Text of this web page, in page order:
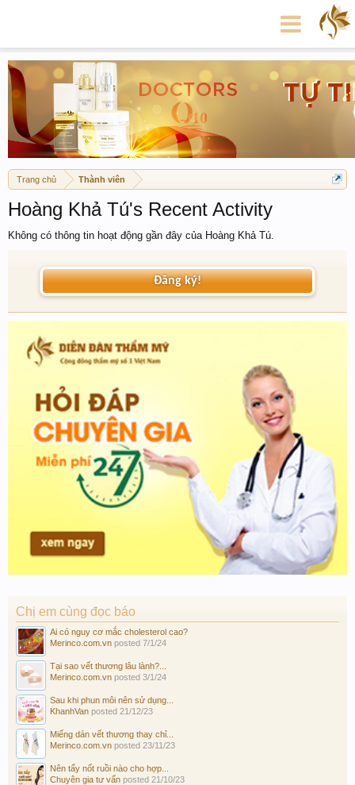
Trang chủ Thành viên
Hoàng Khả Tú's Recent Activity
Không có thông tin hoạt động gần đây của Hoàng Khả Tú.
Đăng ký!
Chị em cùng đọc báo
Ai có nguy cơ mắc cholesterol cao?
Merinco.com.vn posted 7/1/24
Tại sao vết thương lâu lành?...
Merinco.com.vn posted 3/1/24
Sau khi phun môi nên sử dụng...
KhanhVan posted 21/12/23
Miếng dán vết thương thay chỉ...
Merinco.com.vn posted 23/11/23
Nên tẩy nốt ruồi nào cho hợp...
Chuyên gia tư vấn posted 21/10/23